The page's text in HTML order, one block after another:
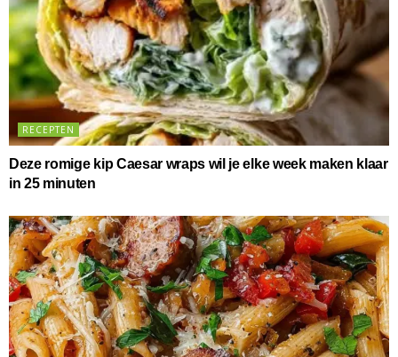
RECEPTEN
Deze romige kip Caesar wraps wil je elke week maken klaar
in 25 minuten